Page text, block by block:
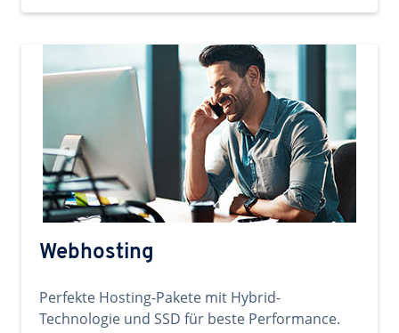
Webhosting
Perfekte Hosting-Pakete mit Hybrid-
Technologie und SSD für beste Performance.